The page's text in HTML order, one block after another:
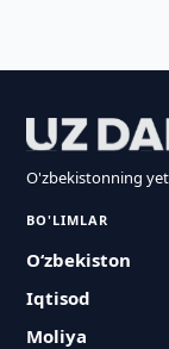
O'zbekistonning
BO'LIMLAR
O‘zbekiston
Iqtisod
Moliya